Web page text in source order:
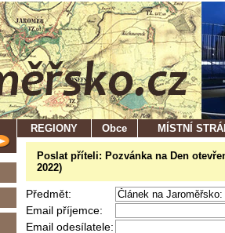
REGIONY Obce MÍSTNÍ
Poslat příteli: Pozvánka na Den
2022)
Předmět:
Email příjemce:
Email odesílatele: